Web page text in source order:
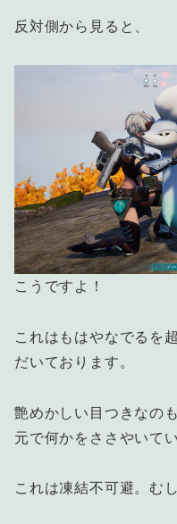
反対側から見ると、
こうですよ！
これはもはやなでるを
だいております。
艶めかしい目つきなの
元で何かをささやいて
これは凍結不可避。む